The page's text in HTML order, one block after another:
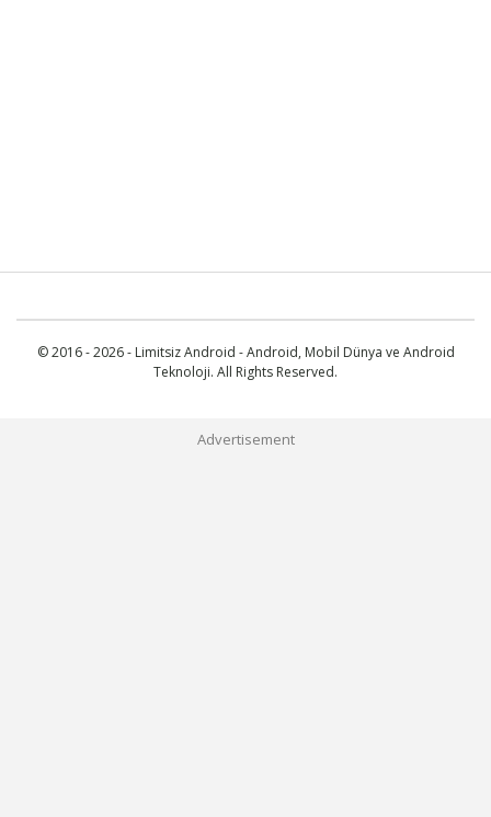
© 2016 - 2026 - Limitsiz Android - Android, Mobil Dünya ve Android
Teknoloji. All Rights Reserved.
Advertisement